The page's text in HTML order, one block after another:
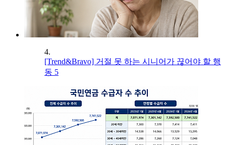
4.
[Trend&Bravo] 거절 못 하는 시니어가 끊어야 할 행
동 5